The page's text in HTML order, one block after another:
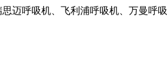
思迈呼吸机、飞利浦呼吸机、万曼